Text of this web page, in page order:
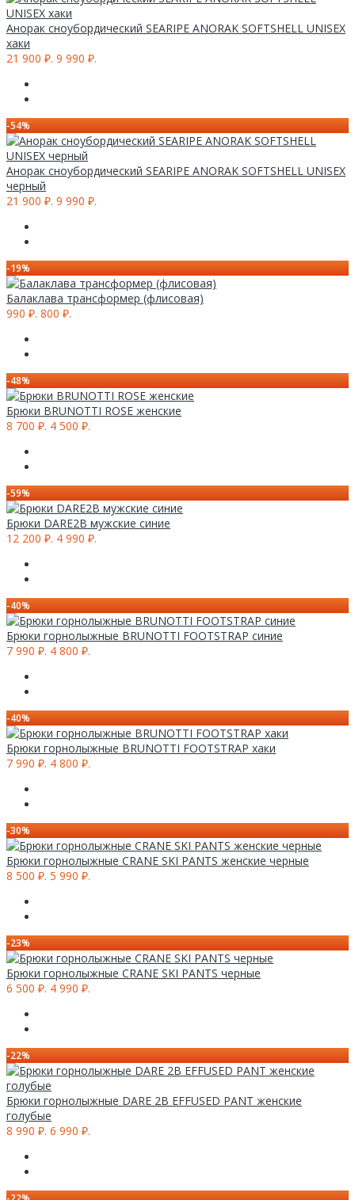
Анорак сноубордический SEARIPE ANORAK SOFTSHELL UNISEX
хаки
21 900 ₽. 9 990 ₽.
-54%
Анорак сноубордический SEARIPE ANORAK SOFTSHELL UNISEX
черный
21 900 ₽. 9 990 ₽.
-19%
Балаклава трансформер (флисовая)
990 ₽. 800 ₽.
-48%
Брюки BRUNOTTI ROSE женские
8 700 ₽. 4 500 ₽.
-59%
Брюки DARE2B мужские синие
12 200 ₽. 4 990 ₽.
-40%
Брюки горнолыжные BRUNOTTI FOOTSTRAP синие
7 990 ₽. 4 800 ₽.
-40%
Брюки горнолыжные BRUNOTTI FOOTSTRAP хаки
7 990 ₽. 4 800 ₽.
-30%
Брюки горнолыжные CRANE SKI PANTS женские черные
8 500 ₽. 5 990 ₽.
-23%
Брюки горнолыжные CRANE SKI PANTS черные
6 500 ₽. 4 990 ₽.
-22%
Брюки горнолыжные DARE 2B EFFUSED PANT женские
голубые
8 990 ₽. 6 990 ₽.